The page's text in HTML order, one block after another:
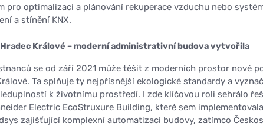
pro optimalizaci a plánování rekuperace vzduchu nebo
a stínění KNX.
Hradec Králové – moderní administrativní budova vytvořila
se od září 2021 může těšit z moderních prostor nové
Ta splňuje ty nejpřísnější ekologické standardy a
k životnímu prostředí. I zde klíčovou roli sehrálo
Electric EcoStruxure Building, které sem implementovala
zajišťující komplexní automatizaci budovy, zatímco